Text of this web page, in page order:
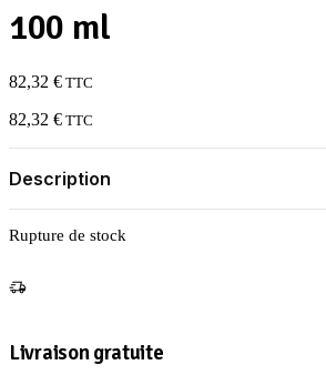
100 ml
82,32 € TTC
82,32 € TTC
Description
Rupture de stock
Livraison gratuite